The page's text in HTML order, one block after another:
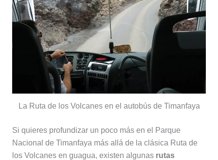
La Ruta de los Volcanes en el autobús de Timanfaya
Si quieres profundizar un poco más en el Parque
Nacional de Timanfaya más allá de la clásica Ruta de
los Volcanes en guagua, existen algunas rutas